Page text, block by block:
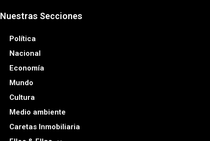
Nuestras Secciones
Política
Nacional
Economía
Mundo
Cultura
Medio ambiente
Caretas Inmobiliaria